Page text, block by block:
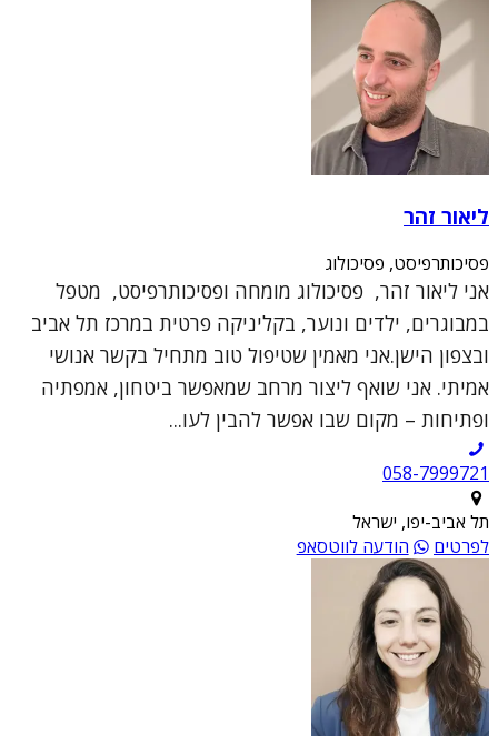
ליאור זהר
פסיכותרפיסט, פסיכולוג
אני ליאור זהר, פסיכולוג מומחה ופסיכותרפיסט, מטפל
במבוגרים, ילדים ונוער, בקליניקה פרטית במרכז תל אביב
ובצפון הישן.אני מאמין שטיפול טוב מתחיל בקשר אנושי
אמיתי. אני שואף ליצור מרחב שמאפשר ביטחון, אמפתיה
ופתיחות – מקום שבו אפשר להבין לעו...
תל אביב-יפו, ישראל
לפרטים
הודעה לווטסאפ